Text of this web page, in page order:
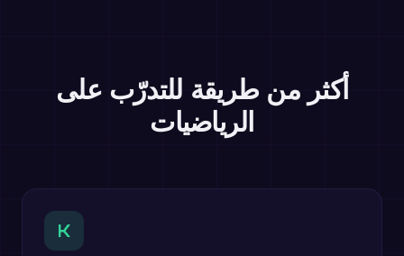
أكثر من طريقة للتدرّب على
الرياضيات
K